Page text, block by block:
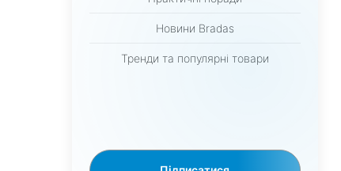
Новини Bradas
Тренди та популярні товари